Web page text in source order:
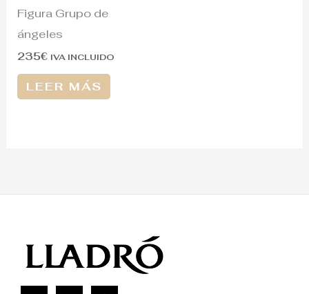
Figura Grupo de
ángeles
235€ IVA INCLUIDO
LEER MÁS